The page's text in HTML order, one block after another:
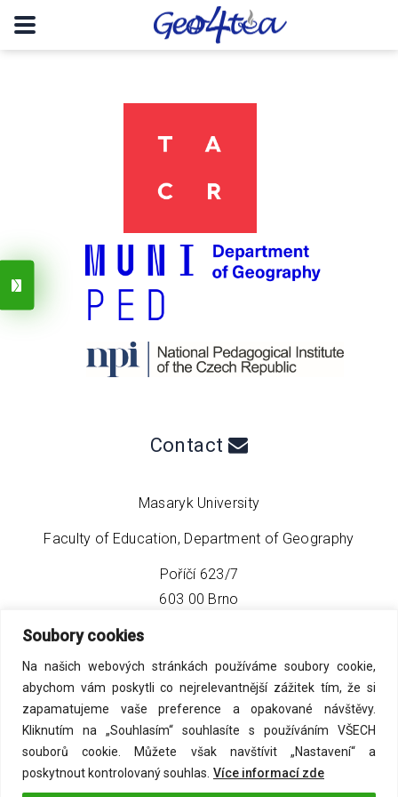
Soubory cookies
Na našich webových stránkách používáme soubory cookie,
abychom vám poskytli co nejrelevantnější zážitek tím, že si
zapamatujeme vaše preference a opakované návštěvy.
Kliknutím na „Souhlasím“ souhlasíte s používáním VŠECH
souborů cookie. Můžete však navštívit „Nastavení“ a
poskytnout kontrolovaný souhlas. Více informací zde
Contact
Masaryk University
Faculty of Education, Department of Geography
Poříčí 623/7
603 00 Brno
phone:
email:info@geo4tea.com